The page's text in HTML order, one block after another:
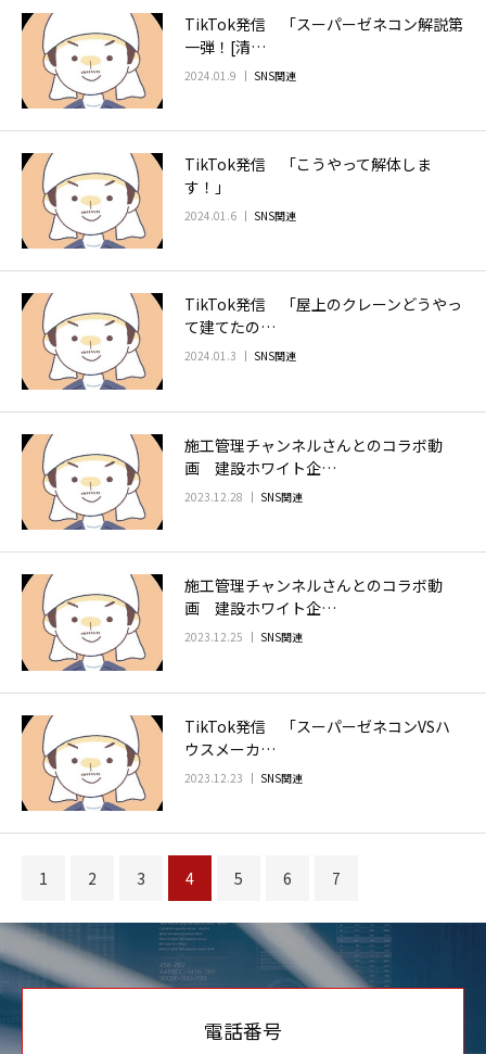
TikTok発信 「スーパーゼネコン解説第
一弾！[清…
2024.01.9 SNS関連
TikTok発信 「こうやって解体しま
す！」
2024.01.6 SNS関連
TikTok発信 「屋上のクレーンどうやっ
て建てたの…
2024.01.3 SNS関連
施工管理チャンネルさんとのコラボ動
画 建設ホワイト企…
2023.12.28 SNS関連
施工管理チャンネルさんとのコラボ動
画 建設ホワイト企…
2023.12.25 SNS関連
TikTok発信 「スーパーゼネコンVSハ
ウスメーカ…
2023.12.23 SNS関連
1 2 3 4 5 6 7
電話番号